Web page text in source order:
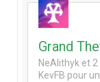
Grand
NeAlithyk et
KevFB pour